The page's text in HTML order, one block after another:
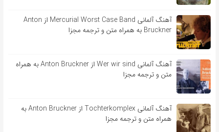
آهنگ آلمانی Mercurial Worst Case Band از Anton
Bruckner به همراه متن و ترجمه مجزا
آهنگ آلمانی Wer wir sind از Anton Bruckner به همراه
متن و ترجمه مجزا
آهنگ آلمانی Tochterkomplex از Anton Bruckner به
همراه متن و ترجمه مجزا